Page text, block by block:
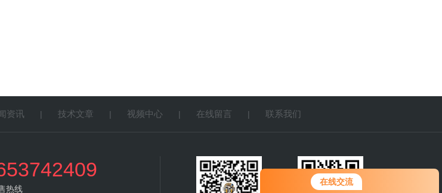
在线交流
您好！欢迎前来咨询，很高兴为您
服务，请问您要咨询什么问题呢？
资讯 | 技术文章 | 视频中心 | 在线留言 | 联系我们
热线